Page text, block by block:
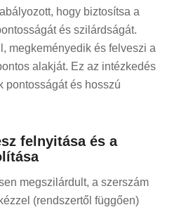
hogy biztosítsa a
és szilárdságát.
megkeményedik és felveszi a
alakját. Ez az intézkedés
pontosságát és hosszú
felnyitása és a
megszilárdult, a szerszám
(rendszertől függően)